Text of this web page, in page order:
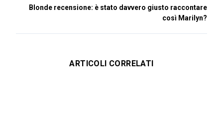
Blonde recensione: è stato davvero giusto raccontare
così Marilyn?
ARTICOLI CORRELATI